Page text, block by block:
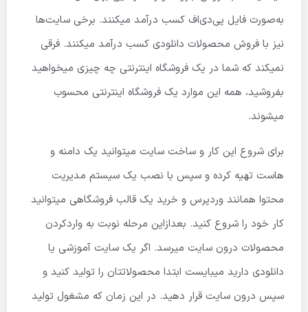
به‌صورت فایل پی‌دی‌اف کسب درآمد میکنند. برخی سایت‌ها
نیز با فروش محصولات دانلودی کسب درآمد میکنند. فرقی
نمیکند که شما در یک فروشگاه اینترنتی چه چیزی میخواهید
بفروشید، همه این موارد یک فروشگاه اینترنتی محسوب
میشوند.
برای شروع این کار و ساخت سایت میتوانید یک دامنه و
هاست تهیه کرده و سپس با نصب یک سیستم مدیریت
محتوا همانند وردپرس و خرید یک قالب فروشگاهی میتوانید
کار خود را شروع کنید. بعدازاین مرحله نوبت به واردکردن
محصولات درون سایت میرسد. اگر یک سایت آموزشی یا
دانلودی دارید میبایست ابتدا محصولاتتان را تولید کنید و
سپس درون سایت قرار دهید. در این زمان که مشغول تولید